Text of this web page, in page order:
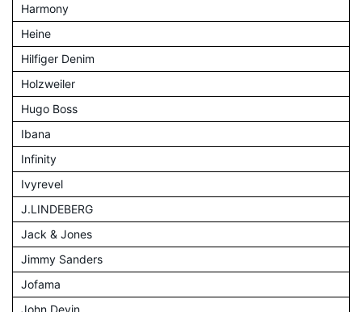
Harmony
Heine
Hilfiger Denim
Holzweiler
Hugo Boss
Ibana
Infinity
Ivyrevel
J.LINDEBERG
Jack & Jones
Jimmy Sanders
Jofama
John Devin